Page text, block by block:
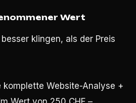
Wert
klingen, als der Preis
komplette Website-Analyse +